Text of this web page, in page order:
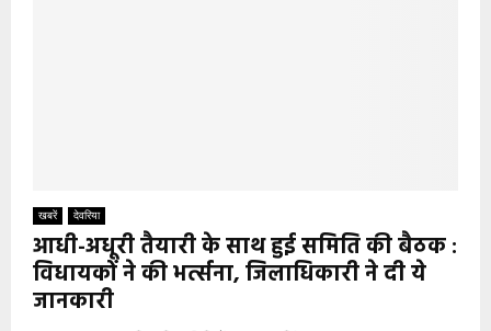
खबरें देवरिया
आधी-अधूरी तैयारी के साथ हुई समिति की बैठक :
विधायकों ने की भर्त्सना, जिलाधिकारी ने दी ये
जानकारी